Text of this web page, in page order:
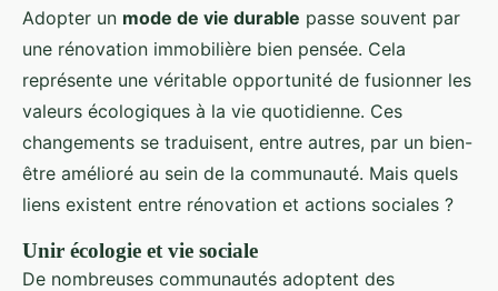
Adopter un mode de vie durable passe souvent par
une rénovation immobilière bien pensée. Cela
représente une véritable opportunité de fusionner les
valeurs écologiques à la vie quotidienne. Ces
changements se traduisent, entre autres, par un bien-
être amélioré au sein de la communauté. Mais quels
liens existent entre rénovation et actions sociales ?
Unir écologie et vie sociale
De nombreuses communautés adoptent des